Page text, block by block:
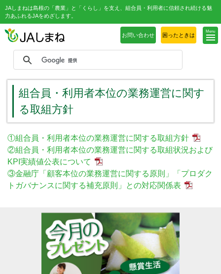
JAしまねは島根の「農業」と「くらし」を支え、組合員・利用者に信頼され続ける魅
力あふれるJAをめざします。
Menu
お問い合わせ 困ったときは
組合員・利用者本位の業務運営に関す
る取組方針
①組合員・利用者本位の業務運営に関する取組方針
②組合員・利用者本位の業務運営に関する取組状況および
KPI実績値公表について
③金融庁「顧客本位の業務運営に関する原則」「プロダク
トガバナンスに関する補充原則」との対応関係表